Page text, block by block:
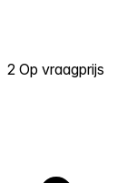
2 Op vraagprijs